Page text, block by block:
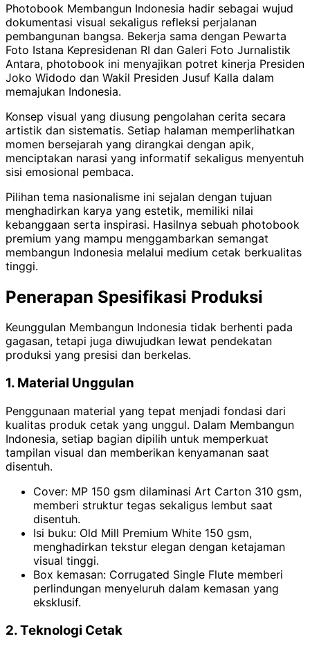
Photobook Membangun Indonesia hadir sebagai wujud
dokumentasi visual sekaligus refleksi perjalanan
pembangunan bangsa. Bekerja sama dengan Pewarta
Foto Istana Kepresidenan RI dan Galeri Foto Jurnalistik
Antara, photobook ini menyajikan potret kinerja Presiden
Joko Widodo dan Wakil Presiden Jusuf Kalla dalam
memajukan Indonesia.
Konsep visual yang diusung pengolahan cerita secara
artistik dan sistematis. Setiap halaman memperlihatkan
momen bersejarah yang dirangkai dengan apik,
menciptakan narasi yang informatif sekaligus menyentuh
sisi emosional pembaca.
Pilihan tema nasionalisme ini sejalan dengan tujuan
menghadirkan karya yang estetik, memiliki nilai
kebanggaan serta inspirasi. Hasilnya sebuah photobook
premium yang mampu menggambarkan semangat
membangun Indonesia melalui medium cetak berkualitas
tinggi.
Penerapan Spesifikasi Produksi
Keunggulan Membangun Indonesia tidak berhenti pada
gagasan, tetapi juga diwujudkan lewat pendekatan
produksi yang presisi dan berkelas.
1. Material Unggulan
Penggunaan material yang tepat menjadi fondasi dari
kualitas produk cetak yang unggul. Dalam Membangun
Indonesia, setiap bagian dipilih untuk memperkuat
tampilan visual dan memberikan kenyamanan saat
disentuh.
Cover: MP 150 gsm dilaminasi Art Carton 310 gsm,
memberi struktur tegas sekaligus lembut saat
disentuh.
Isi buku: Old Mill Premium White 150 gsm,
menghadirkan tekstur elegan dengan ketajaman
visual tinggi.
Box kemasan: Corrugated Single Flute memberi
perlindungan menyeluruh dalam kemasan yang
eksklusif.
2. Teknologi Cetak